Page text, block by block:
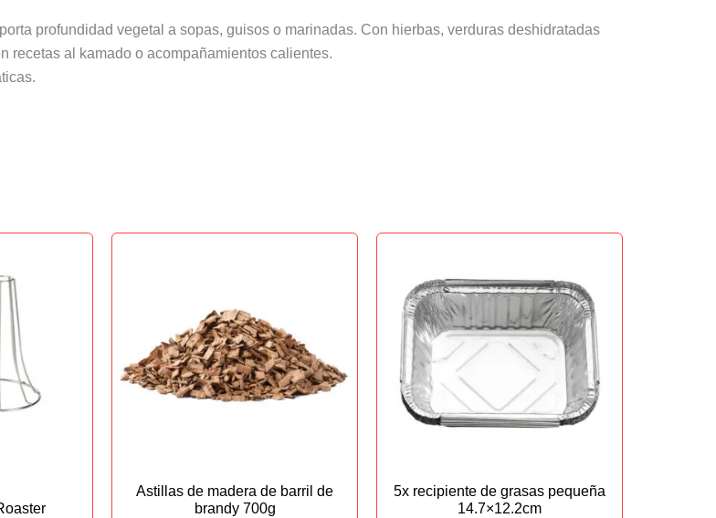
profundidad vegetal a sopas, guisos o marinadas. Con hierbas, verduras deshidratadas
recetas al kamado o acompañamientos calientes.
Astillas de madera de barril de
brandy 700g
5x recipiente de grasas pequeña
14.7×12.2cm